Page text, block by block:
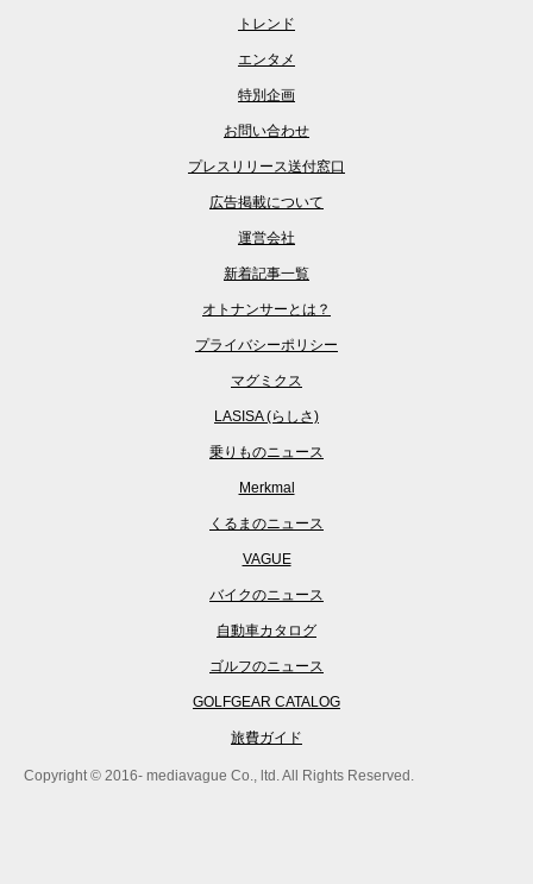
トレンド
エンタメ
特別企画
お問い合わせ
プレスリリース送付窓口
広告掲載について
運営会社
新着記事一覧
オトナンサーとは？
プライバシーポリシー
マグミクス
LASISA (らしさ)
乗りものニュース
Merkmal
くるまのニュース
VAGUE
バイクのニュース
自動車カタログ
ゴルフのニュース
GOLFGEAR CATALOG
旅費ガイド
Copyright © 2016- mediavague Co., ltd. All Rights Reserved.